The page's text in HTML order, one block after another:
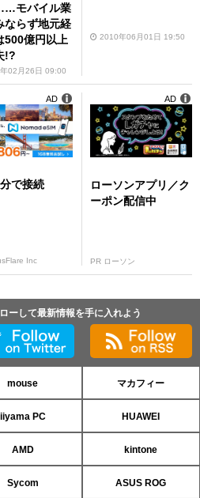
モバイル業
ならず地元経
500億円以上
!?
02月26日 09:00
2010年06月01日 19:50
で接続
Inc
AD
ローソンアプリ／ク
ーポン配信中
PR ローソン
AD
ーして最新情報を手に入れよう
mouse マカフィー
iiyama PC HUAWEI
AMD kintone
Sycom ASUS ROG